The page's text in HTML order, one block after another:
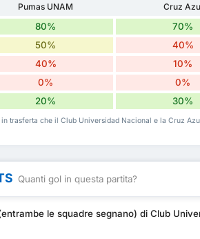
Pumas UNAM
Cruz
80% 70%
50% 40%
40% 10%
0% 0%
20% 30%
trasferta che il Club Universidad Nacional e la Cruz
Quanti gol in questa partita?
le squadre segnano) di Club